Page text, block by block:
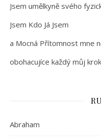
Jsem umělkyně svého
Jsem Kdo Já Jsem
a Mocná Přítomnost mne
obohacujíce každý můj
Abraham